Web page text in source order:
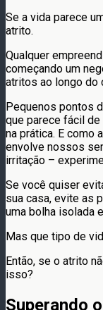
Se a vida parece
atrito.
Qualquer
começando um
atritos ao longo do
Pequenos pontos
que parece fácil
na prática. E como
envolve nossos
irritação –
Se você quiser
sua casa, evite as
uma bolha isolada
Mas que tipo de
Então, se o atrito
isso?
Superando